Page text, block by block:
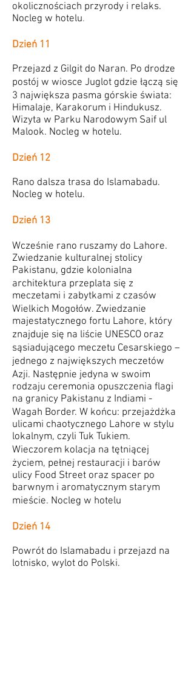
okolicznościach przyrody i relaks.
Nocleg w hotelu.
Dzień 11
Przejazd z Gilgit do Naran. Po drodze
postój w wiosce Juglot gdzie łączą się
3 największa pasma górskie świata:
Himalaje, Karakorum i Hindukusz.
Wizyta w Parku Narodowym Saif ul
Malook. Nocleg w hotelu.
Dzień 12
Rano dalsza trasa do Islamabadu.
Nocleg w hotelu.
Dzień 13
Wcześnie rano ruszamy do Lahore.
Zwiedzanie kulturalnej stolicy
Pakistanu, gdzie kolonialna
architektura przeplata się z
meczetami i zabytkami z czasów
Wielkich Mogołów. Zwiedzanie
majestatycznego fortu Lahore, który
znajduje się na liście UNESCO oraz
sąsiadującego meczetu Cesarskiego –
jednego z największych meczetów
Azji. Następnie jedyna w swoim
rodzaju ceremonia opuszczenia flagi
na granicy Pakistanu z Indiami -
Wagah Border. W końcu: przejażdżka
ulicami chaotycznego Lahore w stylu
lokalnym, czyli Tuk Tukiem.
Wieczorem kolacja na tętniącej
życiem, pełnej restauracji i barów
ulicy Food Street oraz spacer po
barwnym i aromatycznym starym
mieście. Nocleg w hotelu
Dzień 14
Powrót do Islamabadu i przejazd na
lotnisko, wylot do Polski.